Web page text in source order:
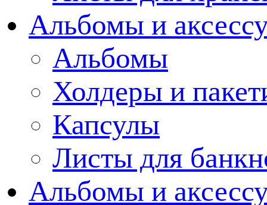
Альбомы и
Альбомы
Холдеры и
Капсулы
Листы для
Альбомы и